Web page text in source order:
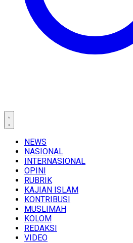
NEWS
NASIONAL
INTERNASIONAL
OPINI
RUBRIK
KAJIAN ISLAM
KONTRIBUSI
MUSLIMAH
KOLOM
REDAKSI
VIDEO